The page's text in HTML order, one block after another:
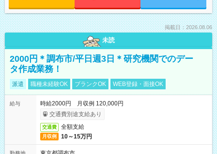
掲載日：2026.08.06
未読
2000円＊調布市/平日週3日＊研究機関でのデー
タ作成業務！
派遣 職種未経験OK ブランクOK WEB登録・面接OK
給与
時給2000円 月収例 120,000円
交通費別途支給あり
交通費 全額支給
月収例 10～15万円